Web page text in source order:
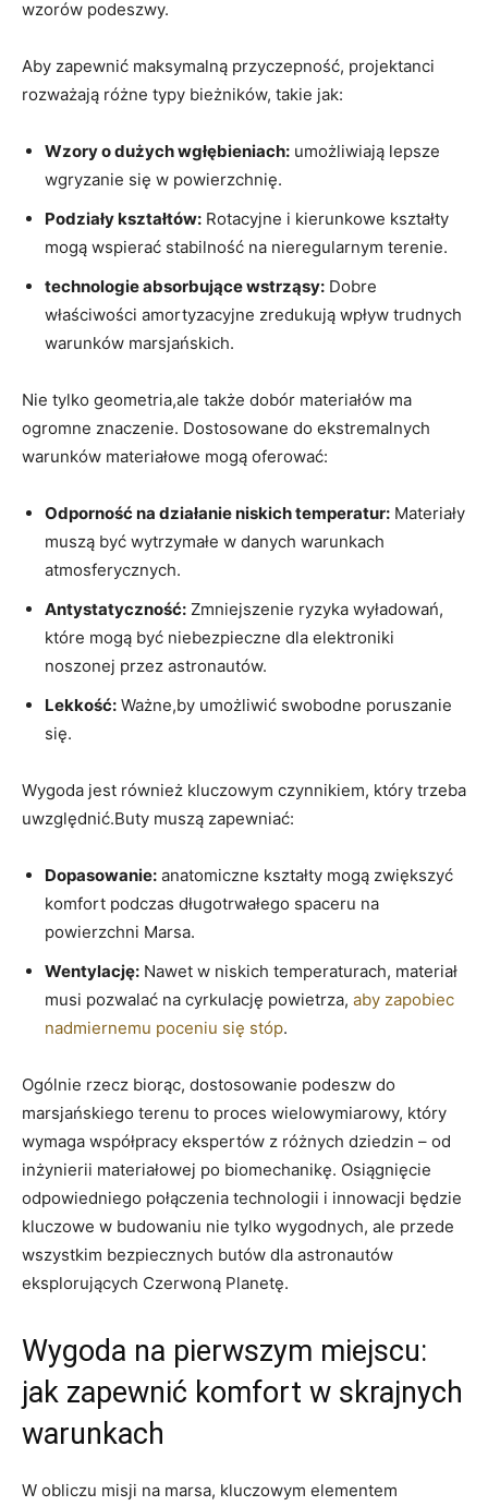
wzorów podeszwy.
Aby zapewnić maksymalną przyczepność, projektanci
rozważają różne typy bieżników, takie jak:
Wzory o dużych wgłębieniach: umożliwiają lepsze
wgryzanie się w powierzchnię.
Podziały kształtów: Rotacyjne i kierunkowe kształty
mogą wspierać stabilność na nieregularnym terenie.
technologie absorbujące wstrząsy: Dobre
właściwości amortyzacyjne zredukują wpływ trudnych
warunków marsjańskich.
Nie tylko geometria,ale także dobór materiałów ma
ogromne znaczenie. Dostosowane do ekstremalnych
warunków materiałowe mogą oferować:
Odporność na działanie niskich temperatur: Materiały
muszą być wytrzymałe w danych warunkach
atmosferycznych.
Antystatyczność: Zmniejszenie ryzyka wyładowań,
które mogą być niebezpieczne dla elektroniki
noszonej przez astronautów.
Lekkość: Ważne,by umożliwić swobodne poruszanie
się.
Wygoda jest również kluczowym czynnikiem, który trzeba
uwzględnić.Buty muszą zapewniać:
Dopasowanie: anatomiczne kształty mogą zwiększyć
komfort podczas długotrwałego spaceru na
powierzchni Marsa.
Wentylację: Nawet w niskich temperaturach, materiał
musi pozwalać na cyrkulację powietrza, aby zapobiec
nadmiernemu poceniu się stóp.
Ogólnie rzecz biorąc, dostosowanie podeszw do
marsjańskiego terenu to proces wielowymiarowy, który
wymaga współpracy ekspertów z różnych dziedzin – od
inżynierii materiałowej po biomechanikę. Osiągnięcie
odpowiedniego połączenia technologii i innowacji będzie
kluczowe w budowaniu nie tylko wygodnych, ale przede
wszystkim bezpiecznych butów dla astronautów
eksplorujących Czerwoną Planetę.
Wygoda na pierwszym miejscu:
jak zapewnić komfort w skrajnych
warunkach
W obliczu misji na marsa, kluczowym elementem